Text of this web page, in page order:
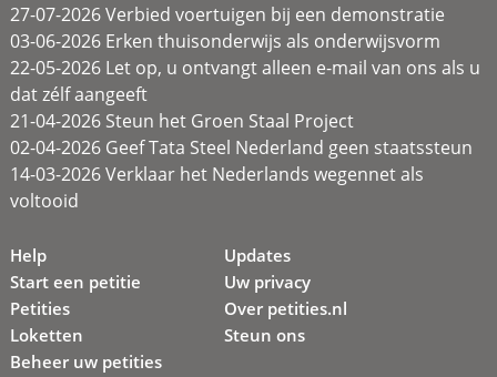
27-07-2026 Verbied voertuigen bij een demonstratie
03-06-2026 Erken thuisonderwijs als onderwijsvorm
22-05-2026 Let op, u ontvangt alleen e-mail van ons als u
dat zélf aangeeft
21-04-2026 Steun het Groen Staal Project
02-04-2026 Geef Tata Steel Nederland geen staatssteun
14-03-2026 Verklaar het Nederlands wegennet als
voltooid
Help
Start een petitie
Petities
Loketten
Beheer uw petities
Updates
Uw privacy
Over petities.nl
Steun ons